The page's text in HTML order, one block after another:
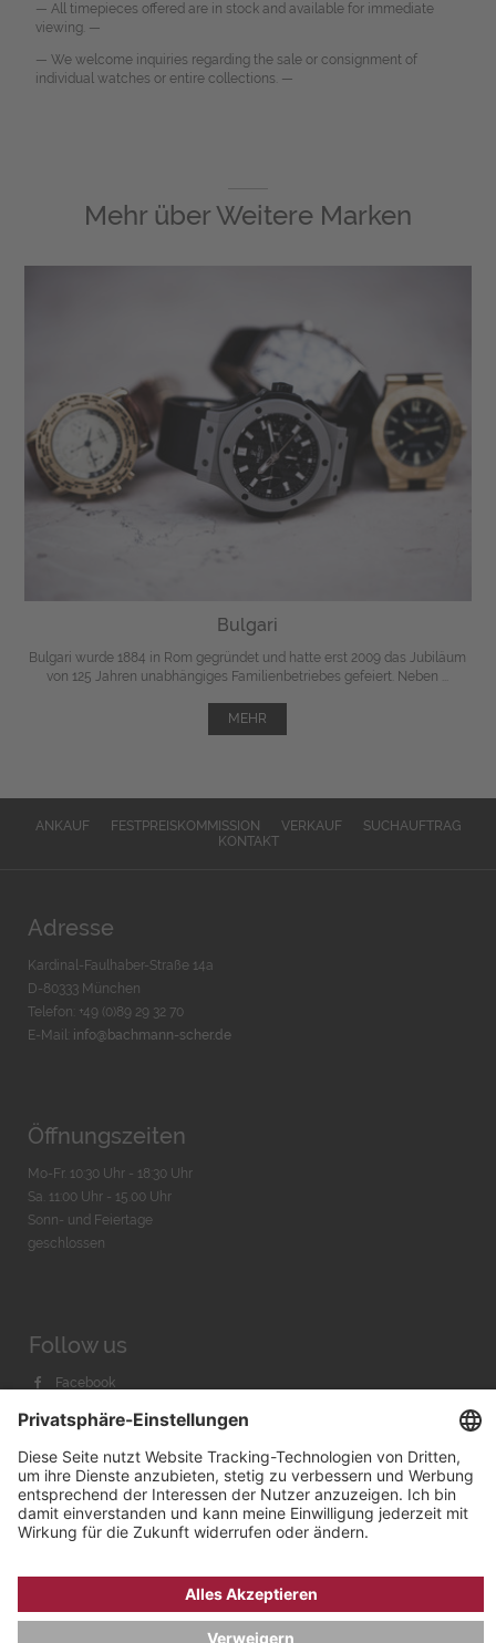
— All timepieces offered are in stock and available for immediate
viewing. —
— We welcome inquiries regarding the sale or consignment of
individual watches or entire collections. —
Mehr überWeitere Marken
Bulgari
Bulgari wurde 1884 in Rom gegründet und hatte erst 2009 das Jubiläum
von 125 Jahren unabhängiges Familienbetriebes gefeiert. Neben ...
MEHR
ANKAUF FESTPREISKOMMISSION VERKAUF
SUCHAUFTRAG
KONTAKT
Adresse
Kardinal-Faulhaber-Straße 14a
D-80333 München
Telefon: +49 (0)89 29 32 70
E-Mail: info@bachmann-scher.de
Öffnungszeiten
Mo-Fr. 10:30 Uhr - 18:30 Uhr
Sa. 11:00 Uhr - 15.00 Uhr
Sonn- und Feiertage
geschlossen
Follow us
Facebook
Youtube
Bachmann & Scher GmbH / Watchandco GmbH